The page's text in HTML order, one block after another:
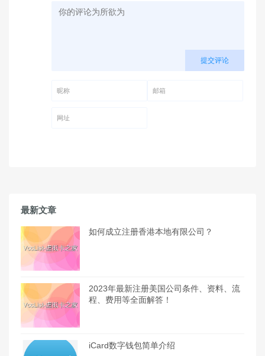
提交评论
最新文章
如何成立注册香港本地有限公司？
2023年最新注册美国公司条件、资料、流
程、费用等全面解答！
iCard数字钱包简单介绍